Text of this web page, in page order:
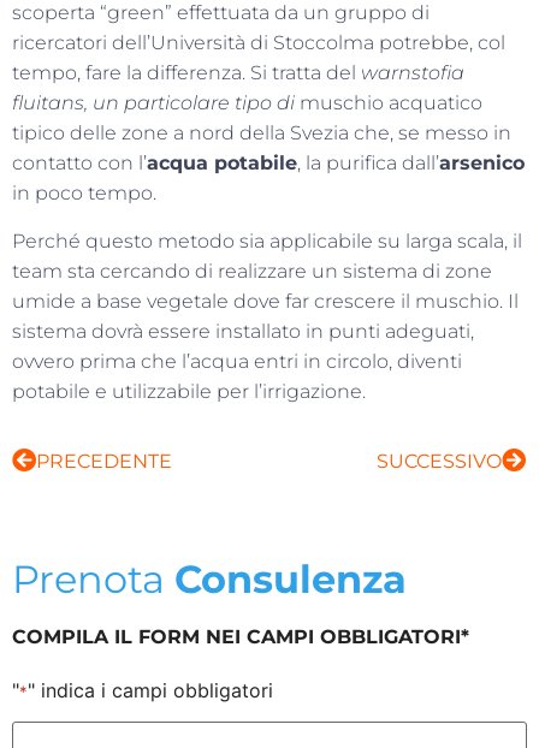
scoperta “green” effettuata da un gruppo di
ricercatori dell’Università di Stoccolma potrebbe, col
tempo, fare la differenza. Si tratta del warnstofia
fluitans, un particolare tipo di muschio acquatico
tipico delle zone a nord della Svezia che, se messo in
contatto con l’acqua potabile, la purifica dall’arsenico
in poco tempo.
Perché questo metodo sia applicabile su larga scala, il
team sta cercando di realizzare un sistema di zone
umide a base vegetale dove far crescere il muschio. Il
sistema dovrà essere installato in punti adeguati,
ovvero prima che l’acqua entri in circolo, diventi
potabile e utilizzabile per l’irrigazione.
PRECEDENTE SUCCESSIVO
Prenota Consulenza
COMPILA IL FORM NEI CAMPI OBBLIGATORI*
"*" indica i campi obbligatori